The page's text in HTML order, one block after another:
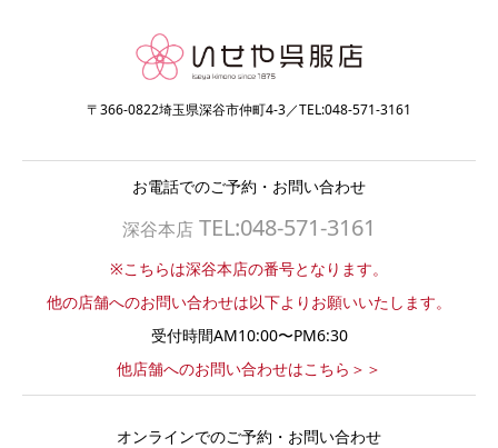
〒366-0822埼玉県深谷市仲町4-3／TEL:048-571-3161
お電話でのご予約・お問い合わせ
深谷本店 TEL:048-571-3161
※こちらは深谷本店の番号となります。
他の店舗へのお問い合わせは以下よりお願いいたします。
受付時間AM10:00〜PM6:30
他店舗へのお問い合わせはこちら＞＞
オンラインでのご予約・お問い合わせ